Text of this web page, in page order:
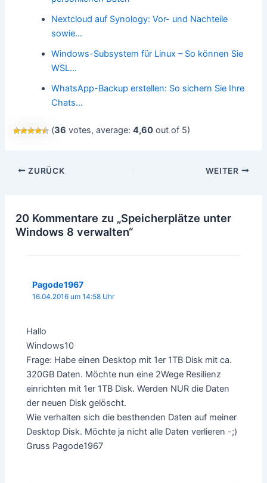
Nextcloud auf Synology: Vor- und Nachteile
sowie…
Windows-Subsystem für Linux – So können Sie
WSL…
WhatsApp-Backup erstellen: So sichern Sie Ihre
Chats…
(36 votes, average:4,60 out of 5)
Beitragsnavigation
ZURÜCK WEITER
20 Kommentare zu „Speicherplätze unter
Windows 8 verwalten“
Pagode1967
16.04.2016 um 14:58 Uhr
Hallo
Windows10
Frage: Habe einen Desktop mit 1er 1TB Disk mit ca.
320GB Daten. Möchte nun eine 2Wege Resilienz
einrichten mit 1er 1TB Disk. Werden NUR die Daten
der neuen Disk gelöscht.
Wie verhalten sich die besthenden Daten auf meiner
Desktop Disk. Möchte ja nicht alle Daten verlieren -;)
Gruss Pagode1967